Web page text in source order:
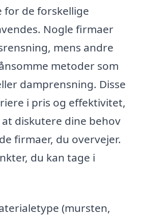
for de forskellige
Nogle firmaer
mens andre
metoder som
damprensning. Disse
i pris og effektivitet,
diskutere dine behov
firmaer, du overvejer.
du kan tage i
(mursten,